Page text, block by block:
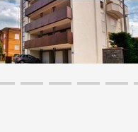
z drewna klejonego
Włochy